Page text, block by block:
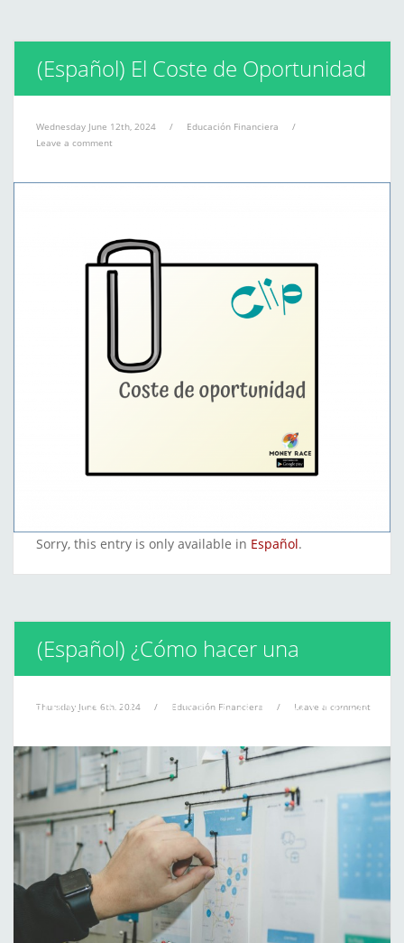
(Español) El Coste de Oportunidad
Wednesday June 12th, 2024 / Educación Financiera
/
Leave a comment
Sorry, this entry is only available in Español.
(Español) ¿Cómo hacer una
planificación financiera a largo plazo?
Thursday June 6th, 2024 / Educación Financiera / Leave a comment